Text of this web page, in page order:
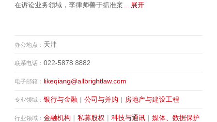
在诉讼业务领域，李律师善于抓准案 ... 展开
办公地点： 天津
联系电话： 022-5878 8882
电子邮箱： likeqiang@allbrightlaw.com
专业领域： 银行与金融 | 公司与并购 | 房地产与建设工程
行业领域： 金融机构 | 私募股权 | 科技与通讯 | 媒体、数据保护